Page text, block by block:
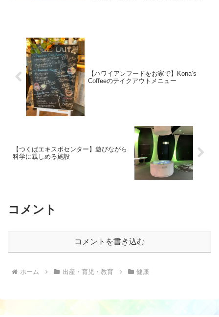
【ハワイアンフードをお家で】Kona’s
Coffeeのテイクアウトメニュー
【つくばエキスポセンター】遊びながら
科学に親しめる施設
コメント
コメントを書き込む
ホーム 出産・育児・教育 健康